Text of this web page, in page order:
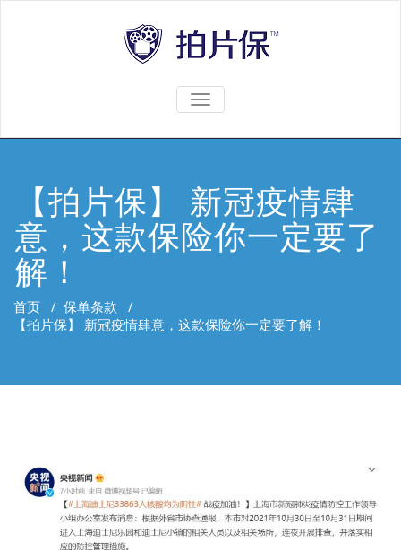
TOGGLE
【拍片保】 新冠疫情肆
意，这款保险你一定要了
解！
首页 / 保单条款 /
【拍片保】 新冠疫情肆意，这款保险你一定要了解！